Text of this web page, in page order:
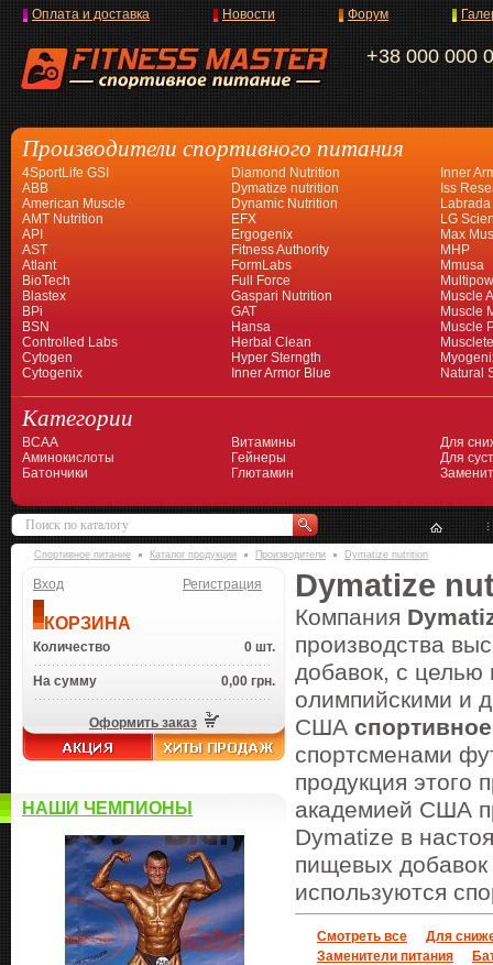
+38 000 000
Оплата и доставка Новости Форум
Производители спортивного питания
4SportLife GSI
ABB
American Muscle
AMT Nutrition
API
AST
Atlant
BioTech
Blastex
BPi
BSN
Controlled Labs
Cytogen
Cytogenix
Diamond Nutrition
Dymatize nutrition
Dynamic Nutrition
EFX
Ergogenix
Fitness Authority
FormLabs
Full Force
Gaspari Nutrition
GAT
Hansa
Herbal Clean
Hyper Sterngth
Inner Armor Blue
Inner
Iss
Labrada
LG
Max
MHP
Mmusa
Muscle
Muscle
Muscle
Natural
Категории
BCAA
Аминокислоты
Батончики
Витамины
Гейнеры
Глютамин
Для
Для
Спортивное питание Каталог продукции Производители Dymatize nutrition
Вход Регистрация
КОРЗИНА
Количество 0 шт.
На сумму 0,00 грн.
Оформить заказ
НАШИ ЧЕМПИОНЫ
Dymatize
Компания
производства
добавок, с целью
олимпийскими и
США
спортсменами
продукция этого
академией США
Dymatize в
пищевых добавок
используются
Смотреть все
Для
Заменители питания